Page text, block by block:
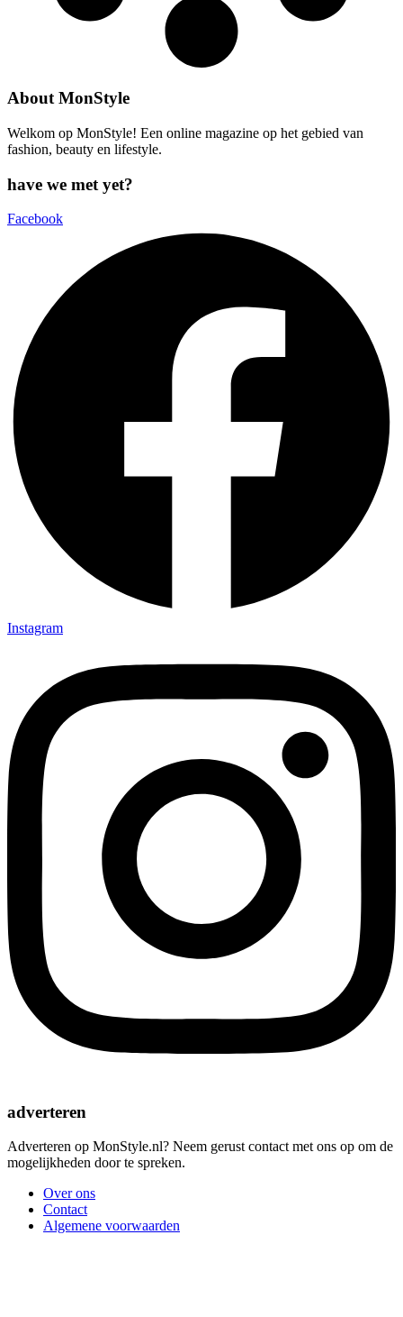
About MonStyle
Welkom op MonStyle! Een online magazine op het gebied van
fashion, beauty en lifestyle.
have we met yet?
Facebook
Instagram
adverteren
Adverteren op MonStyle.nl? Neem gerust contact met ons op om de
mogelijkheden door te spreken.
Over ons
Contact
Algemene voorwaarden